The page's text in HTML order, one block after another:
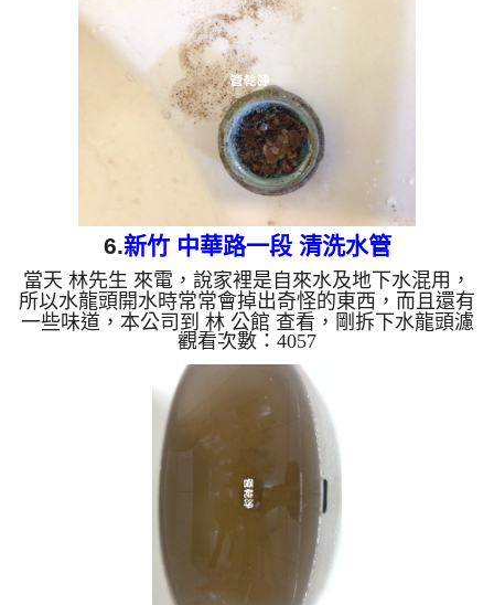
掉後還留有很多沉積物， 水管清洗 約兩小時後，出
水量變大，水也沒看到異物了， 陳先生可正常使用
水了。 清洗水管, 水管清洗, 洗水管, 熱水管堵塞, 熱
水忽冷忽熱, 洗管路, 清管路 ...
6.新竹 中華路一段 清洗水管
當天 林先生 來電，說家裡是自來水及地下水混用，
所以水龍頭開水時常常會掉出奇怪的東西，而且還有
一些味道，本公司到 林 公館 查看，剛拆下水龍頭濾
嘴，就發現一堆沉積物，如下圖，本公司迅速架起
水管清洗機 ，開始 清洗水管 ，綠水一直從水龍頭流
出，如下圖及影片，林先生 都不知道怎麼說，，洗
水管 過程堵住了好幾次，本公司改以特殊工法處
理， 水管清洗 約三小時後，出水量變大，水也不在
有異物， 林先生可正常用水了。 清洗水管, 水管清
洗, 洗水管, 熱水管堵塞, 熱水忽冷忽熱, 洗管...
觀看次數：4057